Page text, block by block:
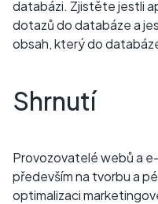
databázi. Zjistěte jestli
dotazů do databáze a
obsah, který do
Shrnutí
Provozovatelé webů a
především na tvorbu a
optimalizaci